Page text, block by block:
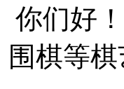
你们好
棋等